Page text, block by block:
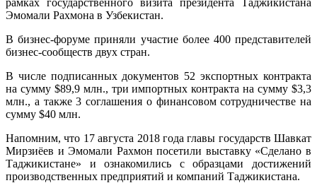
Эмомали Рахмона в Узбекистан.
В бизнес-форуме приняли участие более 400 представителей
бизнес-сообществ двух стран.
В числе подписанных документов 52 экспортных контракта
на сумму $89,9 млн., три импортных контракта на сумму $3,3
млн., а также 3 соглашения о финансовом сотрудничестве на
сумму $40 млн.
Напомним, что 17 августа 2018 года главы государств Шавкат
Мирзиёев и Эмомали Рахмон посетили выставку «Сделано в
Таджикистане» и ознакомились с образцами достижений
производственных предприятий и компаний Таджикистана.